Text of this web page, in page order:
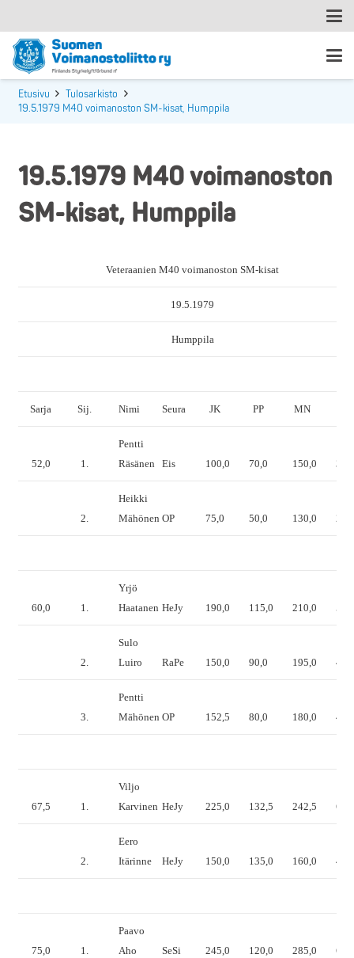
Etusivu
Tulosarkisto
19.5.1979 M40 voimanoston SM-kisat, Humppila
19.5.1979 M40 voimanoston
SM-kisat, Humppila
Veteraanien M40 voimanoston SM-kisat
19.5.1979
Humppila
Sarja Sij. Nimi Seura JK PP MN
52,0 1.
Pentti
Räsänen
Eis 100,0 70,0 150,0
2.
Heikki
Mähönen OP 75,0 50,0 130,0
60,0 1.
Yrjö
Haatanen HeJy 190,0 115,0 210,0
2.
Sulo
Luiro
RaPe 150,0 90,0 195,0
3.
Pentti
Mähönen OP 152,5 80,0 180,0
67,5 1.
Viljo
Karvinen HeJy 225,0 132,5 242,5
2.
Eero
Itärinne
HeJy 150,0 135,0 160,0
75,0 1.
Paavo
Aho
SeSi 245,0 120,0 285,0